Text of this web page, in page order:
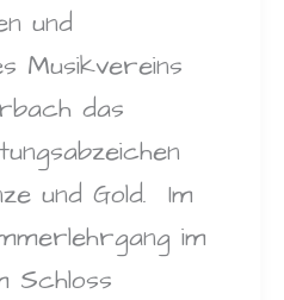
und
Musikvereins
das
und Gold. Im
im
Schloss